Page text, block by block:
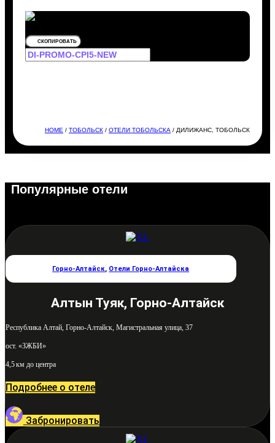
СКОПИРОВАТЬ
HOME /ТОБОЛЬСК /ОТЕЛИ ТОБОЛЬСКА / ДИЛИЖАНС, ТОБОЛЬСК
Популярные отели
Горно-Алтайск, Отели Горно-Алтайска
Алтын Туяк, Горно-Алтайск
Республика Алтай, Горно-Алтайск, Магистральная улица, 37
ост. «ЗЖБИ»
4,5 км до центра
Подробнее о отеле
Забронировать